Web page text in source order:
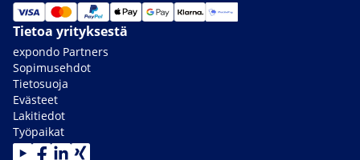
Tietoa yrityksestä
expondo Partners
Sopimusehdot
Tietosuoja
Evästeet
Lakitiedot
Työpaikat